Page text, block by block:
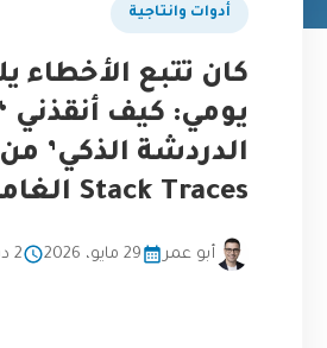
أدوات وانتاجية
كان تتبع الأخطاء
يومي: كيف أنقذني
الدردشة الذكي’ من
Stack Traces الغامضة؟
أبو عمر 29 مايو، 2026 2 دقائق قراءة